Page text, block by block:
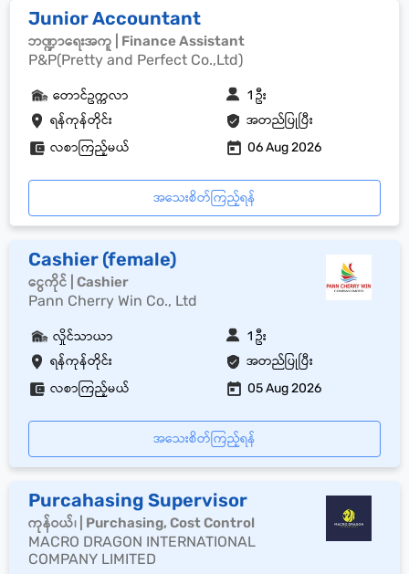
Junior Accountant
ဘဏ္ဍာရေးအကူ | Finance Assistant
P&P(Pretty and Perfect Co.,Ltd)
ရန်ကုန်တိုင်း အတည်ပြုပြီး
တောင်ဥက္ကလာ 1 ဦး
လစာကြည့်မယ် 06 Aug 2026
အသေးစိတ်ကြည့်ရန်
Cashier (female)
ငွေကိုင် | Cashier
Pann Cherry Win Co., Ltd
ရန်ကုန်တိုင်း အတည်ပြုပြီး
လှိုင်သာယာ 1 ဦး
လစာကြည့်မယ် 05 Aug 2026
အသေးစိတ်ကြည့်ရန်
Purcahasing Supervisor
ကုန်ဝယ်၊ | Purchasing, Cost Control
MACRO DRAGON INTERNATIONAL
COMPANY LIMITED